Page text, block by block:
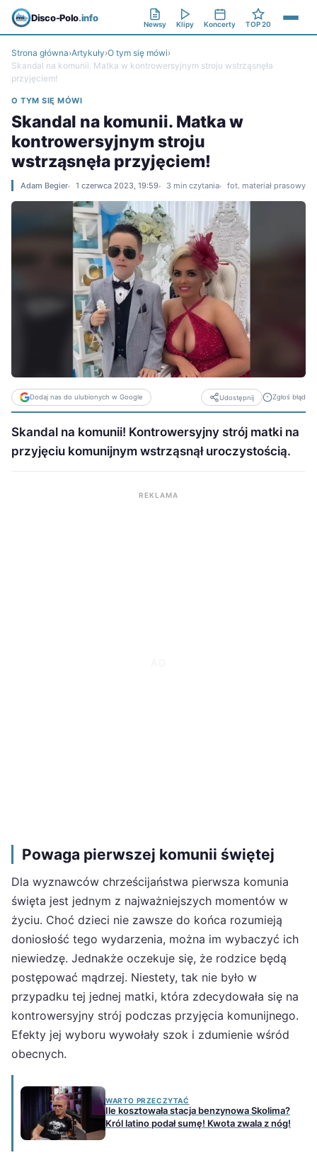
Disco-Polo.info
Newsy Klipy Koncerty TOP 20
Strona główna›Artykuły›O tym się mówi›
Skandal na komunii. Matka w kontrowersyjnym stroju wstrząsnęła
przyjęciem!
O TYM SIĘ MÓWI
Skandal na komunii. Matka w
kontrowersyjnym stroju
wstrząsnęła przyjęciem!
Adam Begier 1 czerwca 2023, 19:59 3 min czytania fot. materiał prasowy
Dodaj nas do ulubionych w Google Udostępnij Zgłoś błąd
Skandal na komunii! Kontrowersyjny strój matki na
przyjęciu komunijnym wstrząsnął uroczystością.
REKLAMA
Powaga pierwszej komunii świętej
Dla wyznawców chrześcijaństwa pierwsza komunia
święta jest jednym z najważniejszych momentów w
życiu. Choć dzieci nie zawsze do końca rozumieją
doniosłość tego wydarzenia, można im wybaczyć ich
niewiedzę. Jednakże oczekuje się, że rodzice będą
postępować mądrzej. Niestety, tak nie było w
przypadku tej jednej matki, która zdecydowała się na
kontrowersyjny strój podczas przyjęcia komunijnego.
Efekty jej wyboru wywołały szok i zdumienie wśród
obecnych.
WARTO PRZECZYTAĆ
Ile kosztowała stacja benzynowa Skolima?
Król latino podał sumę! Kwota zwala z nóg!